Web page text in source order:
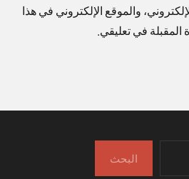
والموقع الإلكتروني في هذا
المقبلة في تعليقي.
البحث